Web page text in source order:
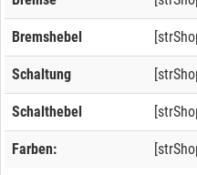
Bremshebel
Schaltung
Schalthebel
Farben: